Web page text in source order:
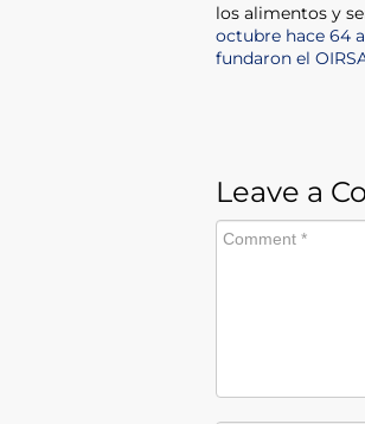
los alimentos y
octubre hace 64
fundaron el
Leave a